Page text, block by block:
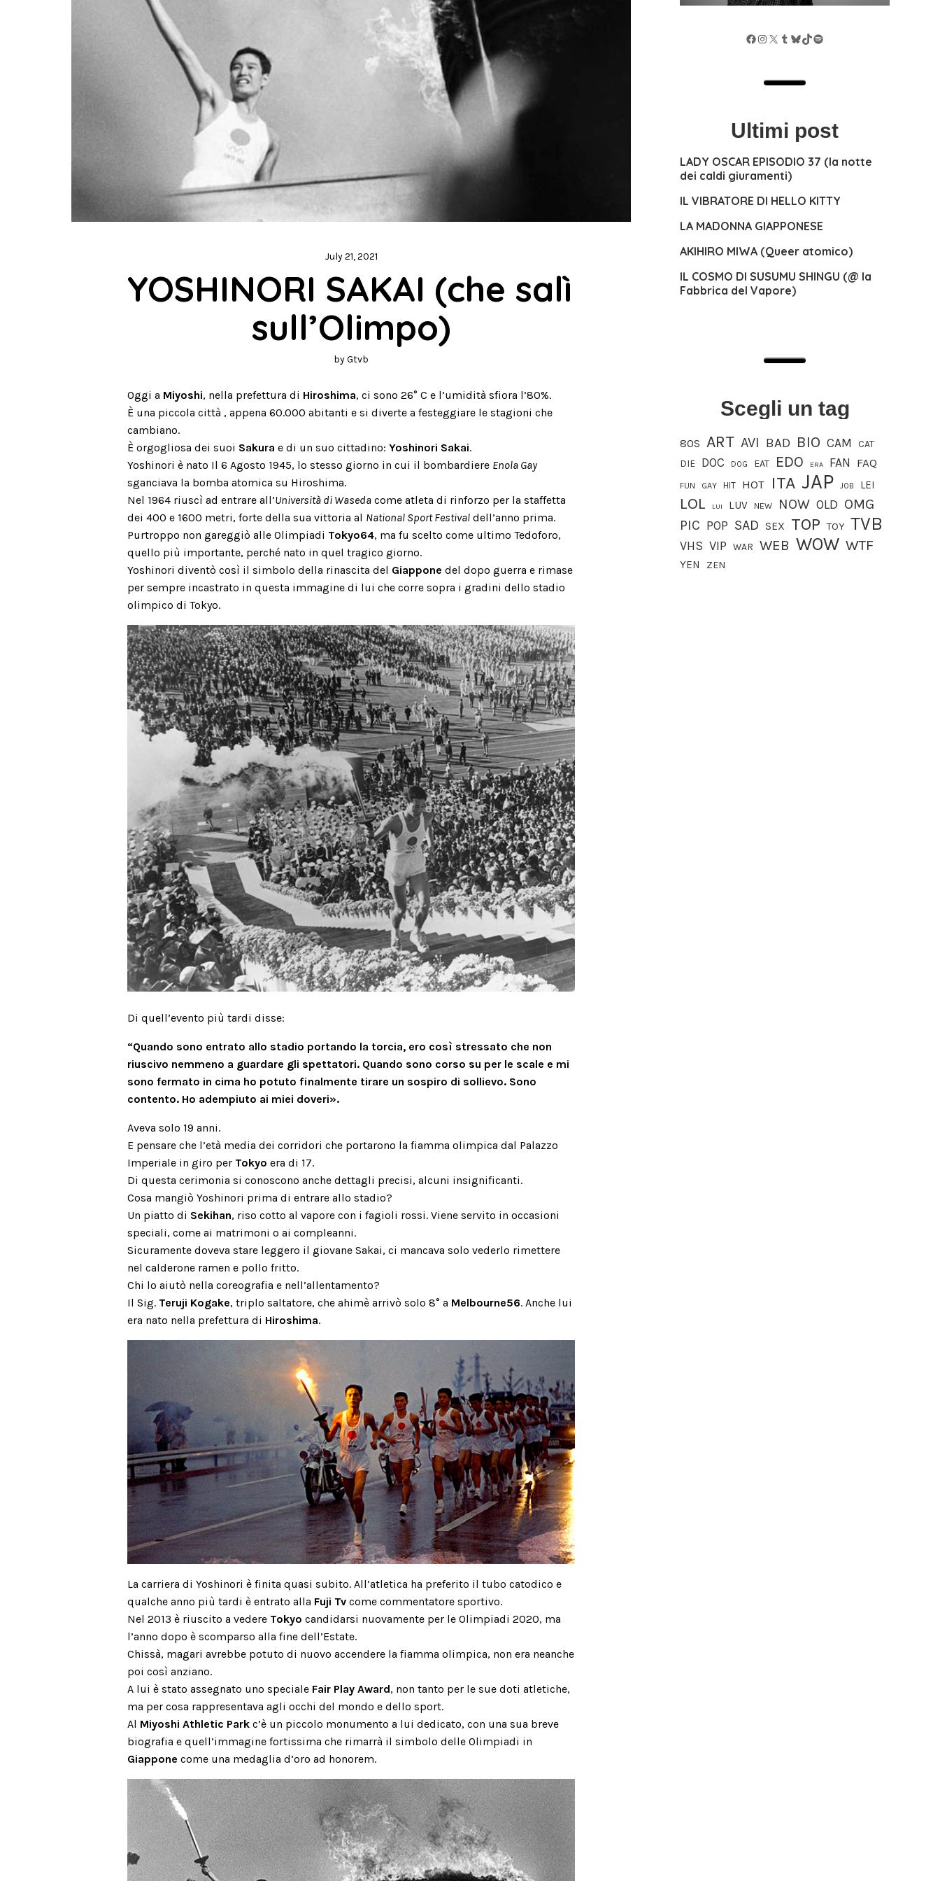
July 21, 2021
YOSHINORI SAKAI (che salì
sull’Olimpo)
byGtvb
Oggi a Miyoshi, nella prefettura di Hiroshima, ci sono 26° C e l’umidità sfiora l’80%.
È una piccola città , appena 60.000 abitanti e si diverte a festeggiare le stagioni che
cambiano.
È orgogliosa dei suoi Sakura e di un suo cittadino: Yoshinori Sakai.
Yoshinori è nato Il 6 Agosto 1945, lo stesso giorno in cui il bombardiere Enola Gay
sganciava la bomba atomica su Hiroshima.
Nel 1964 riuscì ad entrare all’Università di Waseda come atleta di rinforzo per la staffetta
dei 400 e 1600 metri, forte della sua vittoria al National Sport Festival dell’anno prima.
Purtroppo non gareggiò alle Olimpiadi Tokyo64, ma fu scelto come ultimo Tedoforo,
quello più importante, perché nato in quel tragico giorno.
Yoshinori diventò così il simbolo della rinascita del Giappone del dopo guerra e rimase
per sempre incastrato in questa immagine di lui che corre sopra i gradini dello stadio
olimpico di Tokyo.
Di quell’evento più tardi disse:
“Quando sono entrato allo stadio portando la torcia, ero così stressato che non
riuscivo nemmeno a guardare gli spettatori. Quando sono corso su per le scale e mi
sono fermato in cima ho potuto finalmente tirare un sospiro di sollievo. Sono
contento. Ho adempiuto ai miei doveri».
Aveva solo 19 anni.
E pensare che l’età media dei corridori che portarono la fiamma olimpica dal Palazzo
Imperiale in giro per Tokyo era di 17.
Di questa cerimonia si conoscono anche dettagli precisi, alcuni insignificanti.
Cosa mangiò Yoshinori prima di entrare allo stadio?
Un piatto di Sekihan, riso cotto al vapore con i fagioli rossi. Viene servito in occasioni
speciali, come ai matrimoni o ai compleanni.
Sicuramente doveva stare leggero il giovane Sakai, ci mancava solo vederlo rimettere
nel calderone ramen e pollo fritto.
Chi lo aiutò nella coreografia e nell’allentamento?
Il Sig. Teruji Kogake, triplo saltatore, che ahimè arrivò solo 8° a Melbourne56. Anche lui
era nato nella prefettura di Hiroshima.
La carriera di Yoshinori è finita quasi subito. All’atletica ha preferito il tubo catodico e
qualche anno più tardi è entrato alla Fuji Tv come commentatore sportivo.
Nel 2013 è riuscito a vedere Tokyo candidarsi nuovamente per le Olimpiadi 2020, ma
l’anno dopo è scomparso alla fine dell’Estate.
Chissà, magari avrebbe potuto di nuovo accendere la fiamma olimpica, non era neanche
poi così anziano.
A lui è stato assegnato uno speciale Fair Play Award, non tanto per le sue doti atletiche,
ma per cosa rappresentava agli occhi del mondo e dello sport.
Al Miyoshi Athletic Park c’è un piccolo monumento a lui dedicato, con una sua breve
biografia e quell’immagine fortissima che rimarrà il simbolo delle Olimpiadi in
Giappone come una medaglia d’oro ad honorem.
Facebook
Instagram
X Tumblr
Bluesky
TikTokSpotify
Ultimi post
LADY OSCAR EPISODIO 37 (la notte
dei caldi giuramenti)
IL VIBRATORE DI HELLO KITTY
LA MADONNA GIAPPONESE
AKIHIRO MIWA (Queer atomico)
IL COSMO DI SUSUMU SHINGU (@ la
Fabbrica del Vapore)
Scegli un tag
80S ART AVI BAD BIO CAM
CAT
DIE
DOC DOG EAT EDO ERA FAN FAQ
FUN GAY HIT HOT ITA JAP JOB LEI
LOL LUI LUV NEW NOW OLD OMG
PIC POP SAD SEX TOP TOY TVB
VHS VIP WAR WEB WOW WTF
YEN ZEN